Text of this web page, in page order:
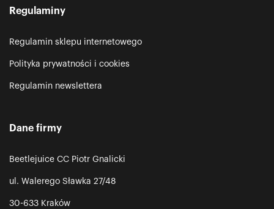
Regulaminy
Regulamin sklepu internetowego
Polityka prywatności i cookies
Regulamin newslettera
Dane firmy
Beetlejuice CC Piotr Gnalicki
ul. Walerego Sławka 27/48
30-633 Kraków